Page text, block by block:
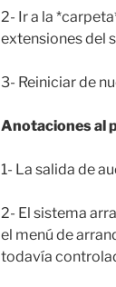
2- Ir a la
extensiones del
3- Reiniciar de
Anotaciones al
1- La salida de
2- El sistema
el menú de
todavía